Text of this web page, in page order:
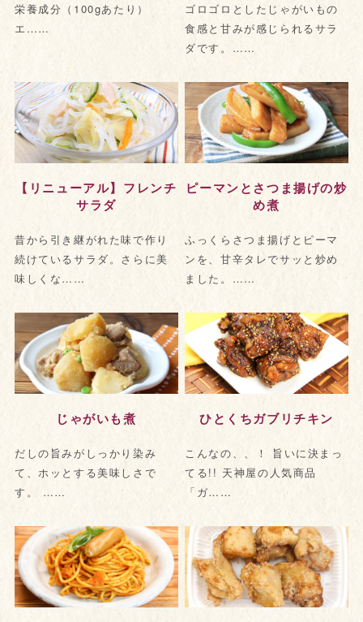
栄養成分（100gあたり）
エ……
ゴロゴロとしたじゃがいもの
食感と甘みが感じられるサラ
ダです。……
【リニューアル】フレンチ
サラダ
昔から引き継がれた味で作り
続けているサラダ。さらに美
味しくな……
ピーマンとさつま揚げの炒
め煮
ふっくらさつま揚げとピーマ
ンを、甘辛タレでサッと炒め
ました。……
じゃがいも煮
だしの旨みがしっかり染み
て、ホッとする美味しさで
す。 ……
ひとくちガブリチキン
こんなの、、！ 旨いに決まっ
てる!! 天神屋の人気商品
「ガ……